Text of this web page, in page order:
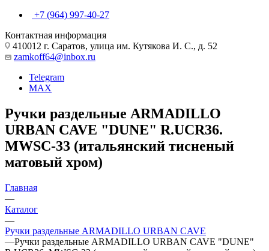
+7 (964) 997-40-27
Контактная информация
410012 г. Саратов, улица им. Кутякова И. С., д. 52
zamkoff64@inbox.ru
Telegram
MAX
Ручки раздельные ARMADILLO
URBAN CAVE "DUNE" R.UCR36.
MWSC-33 (итальянский тисненый
матовый хром)
Главная
—
Каталог
—
Ручки раздельные ARMADILLO URBAN CAVE
—Ручки раздельные ARMADILLO URBAN CAVE "DUNE"